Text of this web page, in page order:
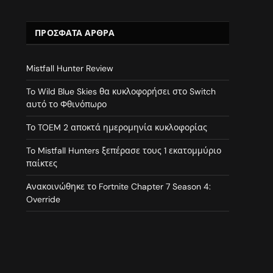
ΠΡΌΣΦΑΤΑ ΆΡΘΡΑ
Mistfall Hunter Review
To Wild Blue Skies θα κυκλοφορήσει στο Switch
αυτό το Φθινόπωρο
Το TOEM 2 αποκτά ημερομηνία κυκλοφορίας
To Mistfall Hunters ξεπέρασε τους 1 εκατομμύριο
παίκτες
Ανακοινώθηκε το Fortnite Chapter 7 Season 4:
Override